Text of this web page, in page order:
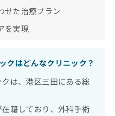
せた治療プラン
を実現
クはどんなクリニック？
は、港区三田にある総
籍しており、外科手術